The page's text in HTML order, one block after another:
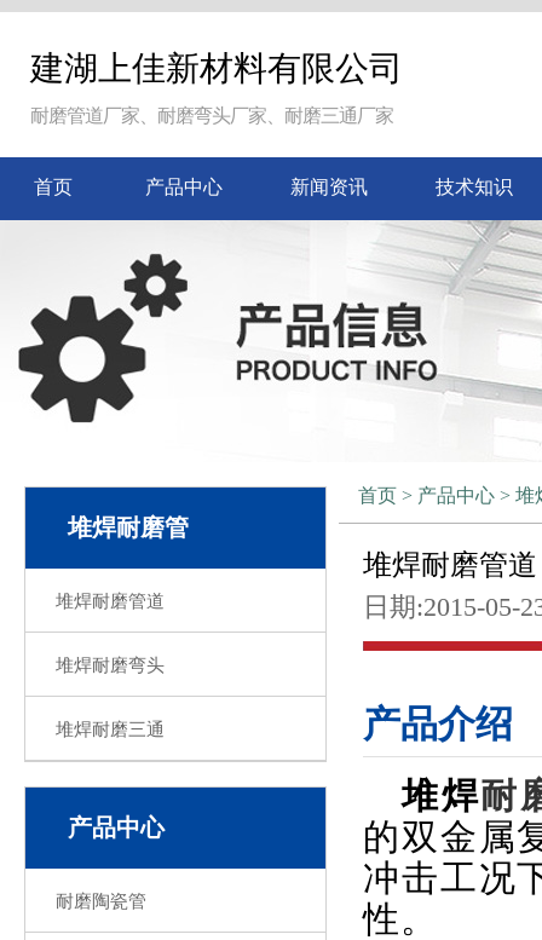
建湖上佳新材料有限公司
耐磨管道厂家、耐磨弯头厂家、耐磨三通厂家
首页 产品中心 新闻资讯 技术知识
首页 > 产品中心 > 堆
堆焊耐磨管道
日期:2015-05-
产品介绍
堆焊耐
的双金属
冲击工况
性。
堆焊耐磨管
堆焊耐磨管道
堆焊耐磨弯头
堆焊耐磨三通
产品中心
耐磨陶瓷管